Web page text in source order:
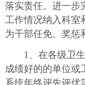
落实责任。进一步
工作情况纳入科室
为干部任免、奖惩
1、在各级卫生
成绩好的的单位或
系统年终评先评优